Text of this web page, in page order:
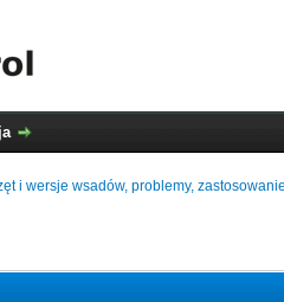
i wersje wsadów, problemy, zastosowanie